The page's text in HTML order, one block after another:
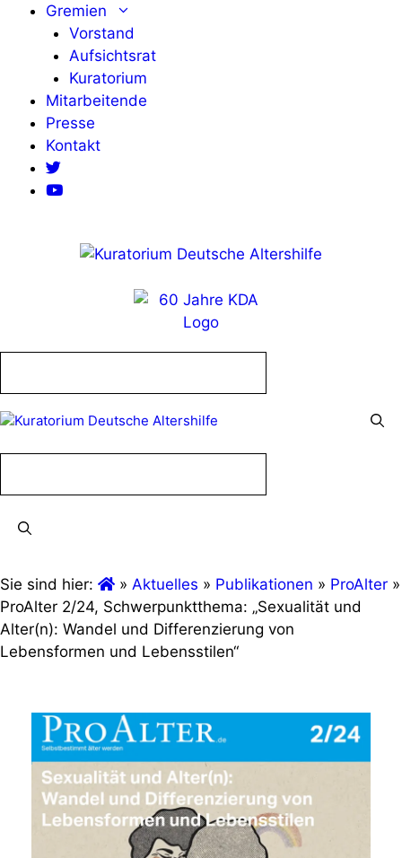
Zum
springen
Gremien
Vorstand
Aufsichtsrat
Kuratorium
Mitarbeitende
Presse
Kontakt
Sie sind hier: » Aktuelles » Publikationen » ProAlter »
ProAlter 2/24, Schwerpunktthema: „Sexualität und
Alter(n): Wandel und Differenzierung von
Lebensformen und Lebensstilen“